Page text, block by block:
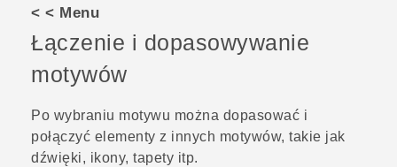
VIVERSE
POMOC TECHNICZNA
Urządzenia i akcesoria HTC
Zaloguj się
< < Menu
Łączenie i dopasowywanie
motywów
Po wybraniu motywu można dopasować i
połączyć elementy z innych motywów, takie jak
dźwięki, ikony, tapety itp.